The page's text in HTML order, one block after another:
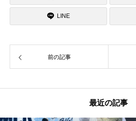
LINE
前の記事
最近の記事